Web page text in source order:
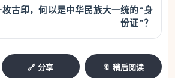
史修正主义，早已蔓延全球。
律宾、澳大利亚，凡有为“慰安
日本阻挠——2017年，美国旧金
”立像，日本疯狂施压未遂后，甚
古印，何以是中华民族大一统的“身
份证”？
🔗 分享 🔖 稍后阅读